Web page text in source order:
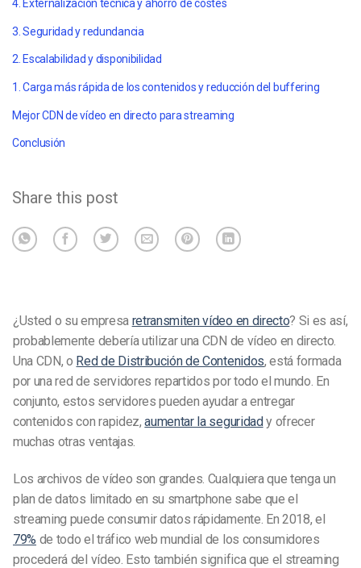
4. Externalización técnica y ahorro de costes
3. Seguridad y redundancia
2. Escalabilidad y disponibilidad
1. Carga más rápida de los contenidos y reducción del buffering
Mejor CDN de vídeo en directo para streaming
Conclusión
Share this post
¿Usted o su empresa retransmiten vídeo en directo? Si es así,
probablemente debería utilizar una CDN de vídeo en directo.
Una CDN, o Red de Distribución de Contenidos, está formada
por una red de servidores repartidos por todo el mundo. En
conjunto, estos servidores pueden ayudar a entregar
contenidos con rapidez,aumentar la seguridady ofrecer
muchas otras ventajas.
Los archivos de vídeo son grandes. Cualquiera que tenga un
plan de datos limitado en su smartphone sabe que el
streaming puede consumir datos rápidamente. En 2018, el
79% de todo el tráfico web mundial de los consumidores
procederá del vídeo. Esto también significa que el streaming